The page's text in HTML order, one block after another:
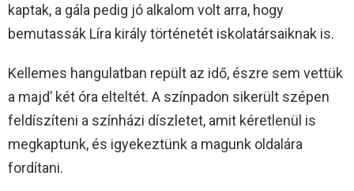
kaptak, a gála pedig jó alkalom volt arra, hogy
bemutassák Líra király történetét iskolatársaiknak is.
Kellemes hangulatban repült az idő, észre sem vettük
a majd’ két óra elteltét. A színpadon sikerült szépen
feldíszíteni a színházi díszletet, amit kéretlenül is
megkaptunk, és igyekeztünk a magunk oldalára
fordítani.